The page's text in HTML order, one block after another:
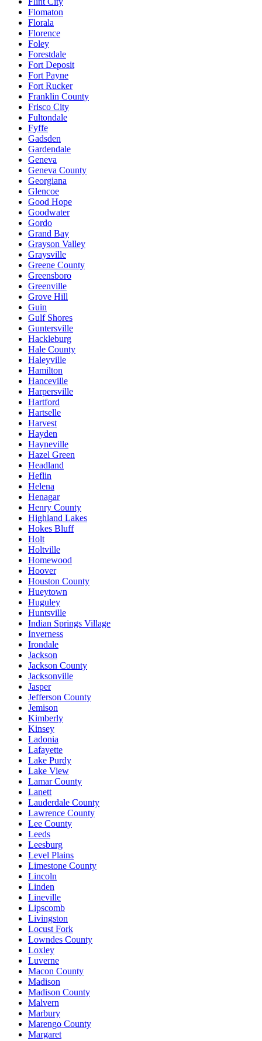
Flomaton
Florala
Florence
Foley
Forestdale
Fort Deposit
Fort Payne
Fort Rucker
Franklin County
Frisco City
Fultondale
Fyffe
Gadsden
Gardendale
Geneva
Geneva County
Georgiana
Glencoe
Good Hope
Goodwater
Gordo
Grand Bay
Grayson Valley
Graysville
Greene County
Greensboro
Greenville
Grove Hill
Guin
Gulf Shores
Guntersville
Hackleburg
Hale County
Haleyville
Hamilton
Hanceville
Harpersville
Hartford
Hartselle
Harvest
Hayden
Hayneville
Hazel Green
Headland
Heflin
Helena
Henagar
Henry County
Highland Lakes
Hokes Bluff
Holt
Holtville
Homewood
Hoover
Houston County
Hueytown
Huguley
Huntsville
Indian Springs Village
Inverness
Irondale
Jackson
Jackson County
Jacksonville
Jasper
Jefferson County
Jemison
Kimberly
Kinsey
Ladonia
Lafayette
Lake Purdy
Lake View
Lamar County
Lanett
Lauderdale County
Lawrence County
Lee County
Leeds
Leesburg
Level Plains
Limestone County
Lincoln
Linden
Lineville
Lipscomb
Livingston
Locust Fork
Lowndes County
Loxley
Luverne
Macon County
Madison
Madison County
Malvern
Marbury
Marengo County
Margaret